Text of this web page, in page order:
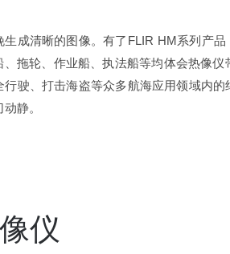
成清晰的图像。有了FLIR HM系列产
拖轮、作业船、执法船等均体会热像仪
驶、打击海盗等众多航海应用领域内
静。
仪